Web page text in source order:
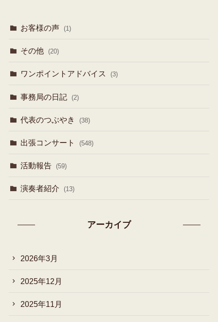
お客様の声 (1)
その他 (20)
ワンポイントアドバイス (3)
事務局の日記 (2)
代表のつぶやき (38)
出張コンサート (548)
活動報告 (59)
演奏者紹介 (13)
アーカイブ
2026年3月
2025年12月
2025年11月